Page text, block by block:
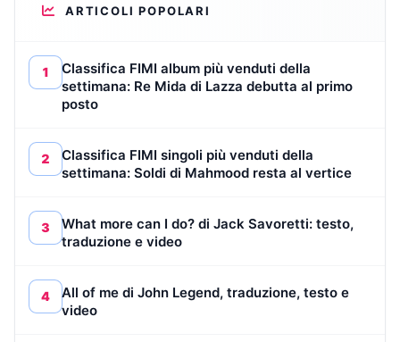
ARTICOLI POPOLARI
1
Classifica FIMI album più venduti della
settimana: Re Mida di Lazza debutta al primo
posto
2
Classifica FIMI singoli più venduti della
settimana: Soldi di Mahmood resta al vertice
3
What more can I do? di Jack Savoretti: testo,
traduzione e video
4
All of me di John Legend, traduzione, testo e
video